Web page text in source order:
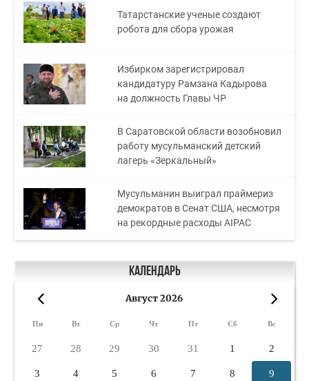
Татарстанские ученые создают
робота для сбора урожая
Избирком зарегистрировал
кандидатуру Рамзана Кадырова
на должность Главы ЧР
В Саратовской области возобновил
работу мусульманский детский
лагерь «Зеркальный»
Мусульманин выиграл праймериз
демократов в Сенат США, несмотря
на рекордные расходы AIPAC
Календарь
Август 2026
Пн Вт Ср Чт Пт Сб Вс
27 28 29 30 31 1 2
3 4 5 6 7 8 9